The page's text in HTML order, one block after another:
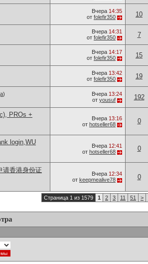
Вчера 14:35
от folefir350 10
Вчера 14:31
от folefir350 7
Вчера 14:17
от folefir350 15
Вчера 13:42
от folefir350 19
)
Вчера 13:24
от yousuf 192
PROs +
Вчера 13:16
от hotseller68 0
login,WU
Вчера 12:41
от hotseller68 0
请香港身份证
Вчера 12:34
от keepmealive78 0
Страница 1 из 1579 1 2 3 11 51 >